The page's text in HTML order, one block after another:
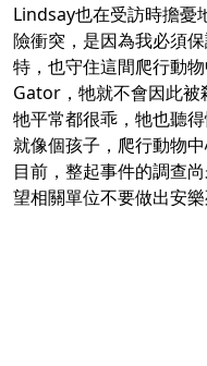
Lindsay也在受訪時擔憂
險衝突，是因為我必須
特，也守住這間爬行動
Gator，牠就不會因此被
牠平常都很乖，牠也聽
就像個孩子，爬行動物
目前，整起事件的調查
望相關單位不要做出安